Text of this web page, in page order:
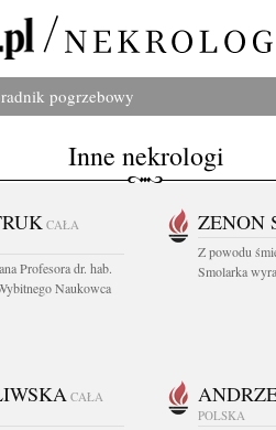
pogrzebowy
Inne nekrologi
CAŁA
Profesora dr. hab.
Naukowca
ZENON
Z powodu
Smolarka
CAŁA
POLSKA